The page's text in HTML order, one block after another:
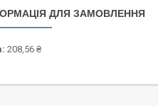
ДЛЯ ЗАМОВЛЕННЯ
208,56 ₴